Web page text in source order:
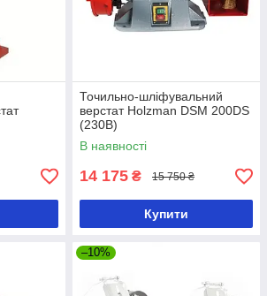
Точильно-шліфувальний
верстат Holzman DSM 200DS
(230В)
В наявності
14 175 ₴ 15 750 ₴
Купити
–10%